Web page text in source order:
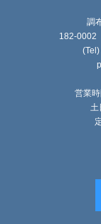
調
182-0002
営業
土